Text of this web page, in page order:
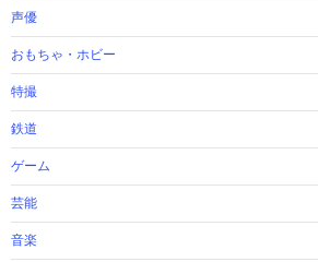
声優
おもちゃ・ホビー
特撮
鉄道
ゲーム
芸能
音楽